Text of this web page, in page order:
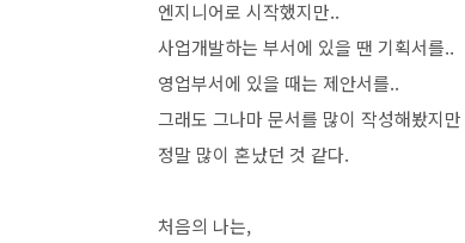
엔지니어로 시작했지만..
사업개발하는 부서에 있을 땐 기획서를..
영업부서에 있을 때는 제안서를..
그래도 그나마 문서를 많이 작성해봤지만
정말 많이 혼났던 것 같다.
처음의 나는,